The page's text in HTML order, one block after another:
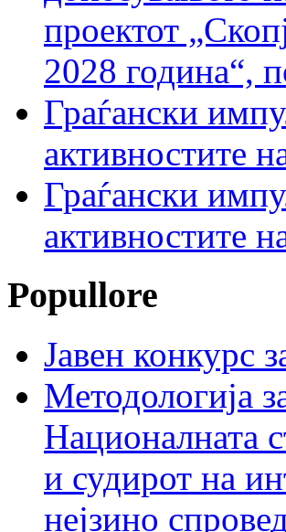
проектот
2028 година“,
Граѓански
активностите
Граѓански
активностите
Popullore
Јавен конкурс
Методологија
Националната
и судирот на
нејзино